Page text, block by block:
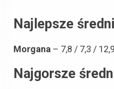
Najlepsze
Morgana – 7,8 / 7,3 / 12,9
Najgorsze